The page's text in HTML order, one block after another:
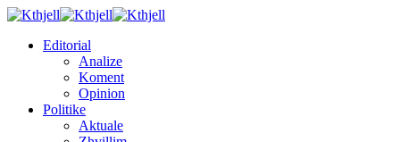
Editorial
Analize
Koment
Opinion
Politike
Aktuale